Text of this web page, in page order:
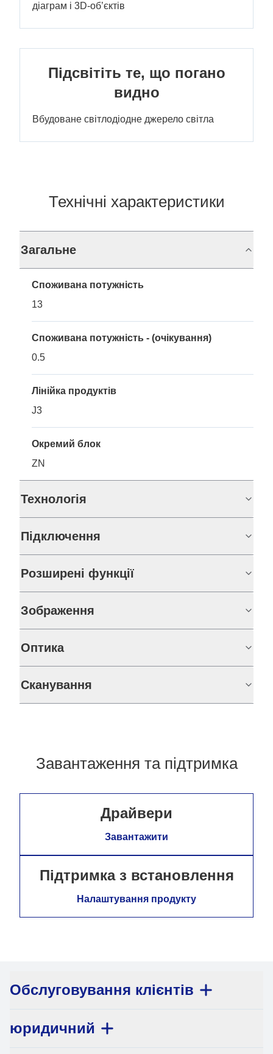
діаграм і 3D-об’єктів
Підсвітіть те, що погано
видно
Вбудоване світлодіодне джерело світла
Технічні характеристики
Загальне
Споживана потужність
13
Споживана потужність - (очікування)
0.5
Лінійка продуктів
J3
Окремий блок
ZN
Технологія
Підключення
Розширені функції
Зображення
Оптика
Сканування
Завантаження та підтримка
Драйвери
Завантажити
Підтримка з встановлення
Налаштування продукту
Обслуговування клієнтів
юридичний